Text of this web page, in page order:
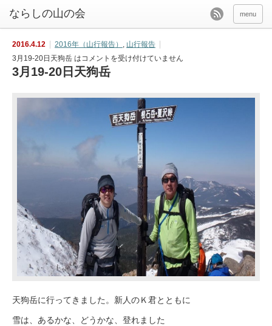
menu
2016.4.12 2016年（山行報告） , 山行報告
3月19-20日天狗岳 はコメントを受け付けていません
3月19-20日天狗岳
天狗岳に行ってきました。新人のＫ君とともに
雪は、あるかな、どうかな、登れました